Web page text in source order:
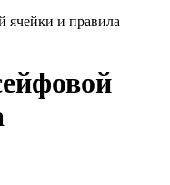
ячейки и правила